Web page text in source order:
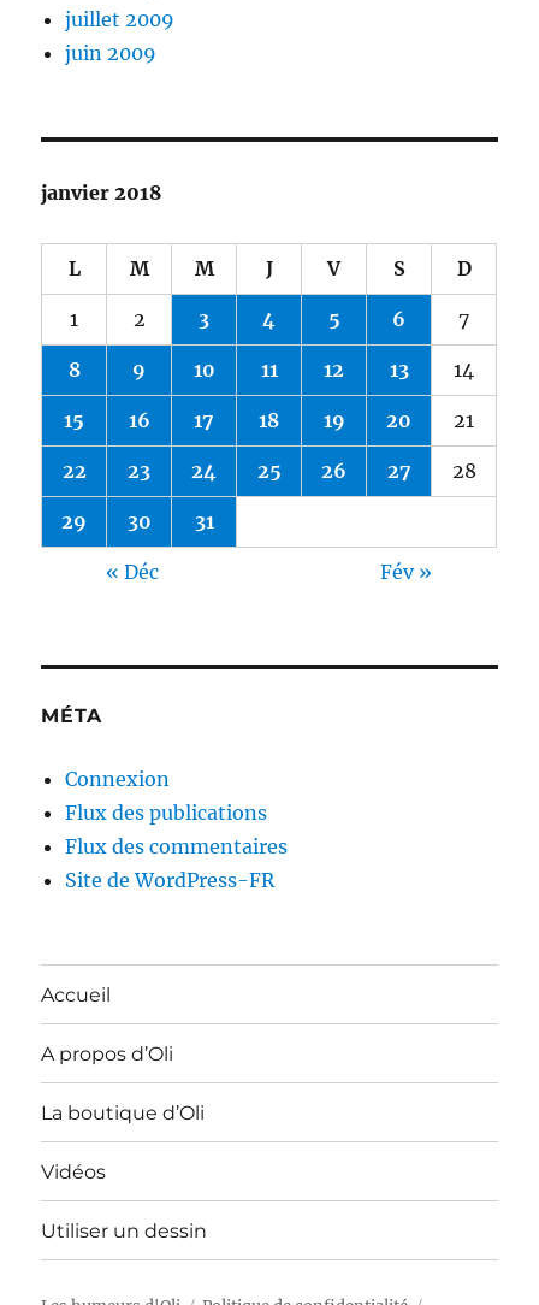
juillet 2009
juin 2009
janvier 2018
L M M J V S D
1 2 3 4 5 6 7
8 9 10 11 12 13 14
15 16 17 18 19 20 21
22 23 24 25 26 27 28
29 30 31
« Déc Fév »
MÉTA
Connexion
Flux des publications
Flux des commentaires
Site de WordPress-FR
Accueil
A propos d’Oli
La boutique d’Oli
Vidéos
Utiliser un dessin